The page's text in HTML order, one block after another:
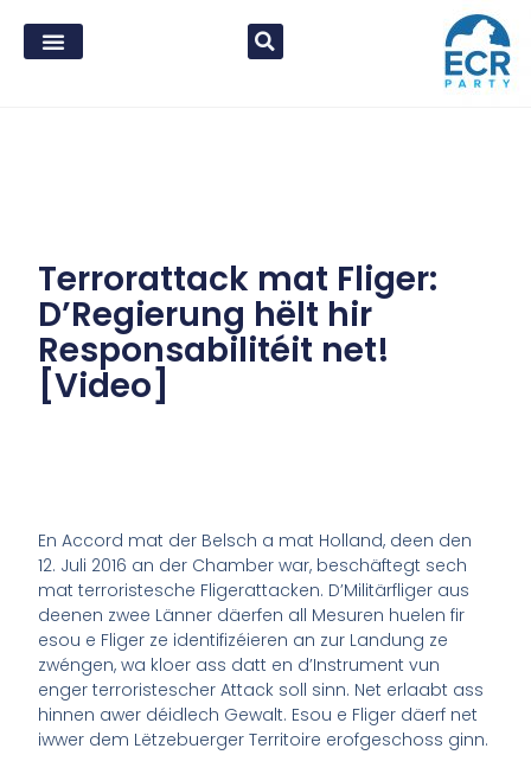
Terrorattack mat Fliger:
D’Regierung hëlt hir
Responsabilitéit net!
[Video]
En Accord mat der Belsch a mat Holland, deen den
12. Juli 2016 an der Chamber war, beschäftegt sech
mat terroristesche Fligerattacken. D’Militärfliger aus
deenen zwee Länner däerfen all Mesuren huelen fir
esou e Fliger ze identifizéieren an zur Landung ze
zwéngen, wa kloer ass datt en d’Instrument vun
enger terroristescher Attack soll sinn. Net erlaabt ass
hinnen awer déidlech Gewalt. Esou e Fliger däerf net
iwwer dem Lëtzebuerger Territoire erofgeschoss ginn.